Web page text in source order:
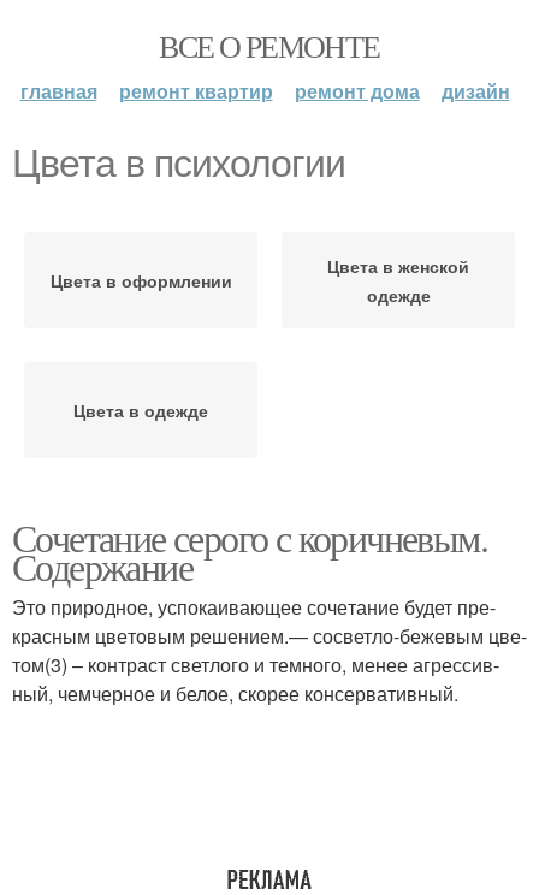
ВСЕ О РЕМОНТЕ
главная ремонт квартир ремонт дома дизайн
Цвета в психологии
Цвета в оформлении
Цвета в женской
одежде
Цвета в одежде
Сочетание серого с коричневым.
Содер­жа­ние
Это при­род­ное, успо­ка­и­ва­ю­щее соче­та­ние будет пре­
крас­ным цве­то­вым реше­ни­ем.— сосвет­ло-беже­вым цве­
том(3) – кон­траст свет­ло­го и тем­но­го, менее агрес­сив­
ный, чемчер­ное и белое, ско­рее кон­сер­ва­тив­ный.